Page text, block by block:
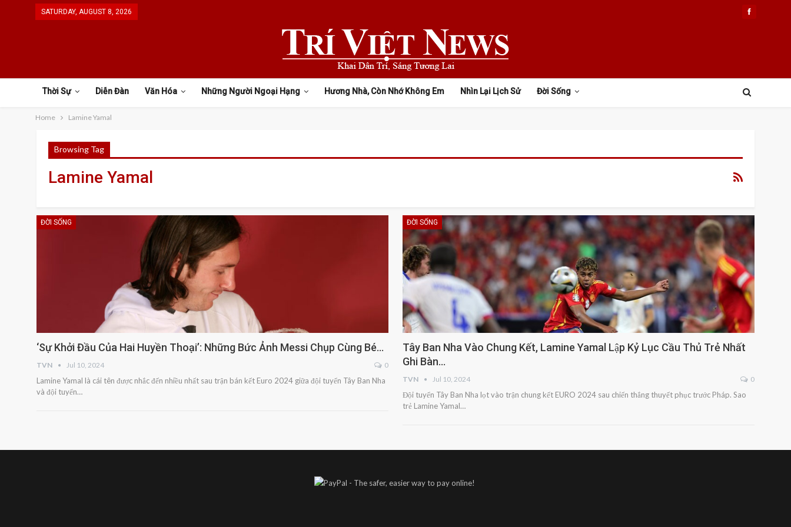
SATURDAY, AUGUST 8, 2026
Thời Sự Diễn Đàn Văn Hóa Những Người Ngoại Hạng Hương Nhà, Còn Nhớ Không Em Nhìn Lại Lịch Sử Đời Sống
Home Lamine Yamal
Browsing Tag
Lamine Yamal
ĐỜI SỐNG
‘Sự Khởi Đầu Của Hai Huyền Thoại’: Những Bức Ảnh Messi Chụp Cùng Bé…
TVN Jul 10, 2024 0
Lamine Yamal là cái tên được nhắc đến nhiều nhất sau trận bán kết Euro 2024 giữa đội tuyển Tây Ban Nha
và đội tuyển…
ĐỜI SỐNG
Tây Ban Nha Vào Chung Kết, Lamine Yamal Lập Kỷ Lục Cầu Thủ Trẻ Nhất
Ghi Bàn…
TVN Jul 10, 2024 0
Đội tuyển Tây Ban Nha lọt vào trận chung kết EURO 2024 sau chiến thắng thuyết phục trước Pháp. Sao
trẻ Lamine Yamal…